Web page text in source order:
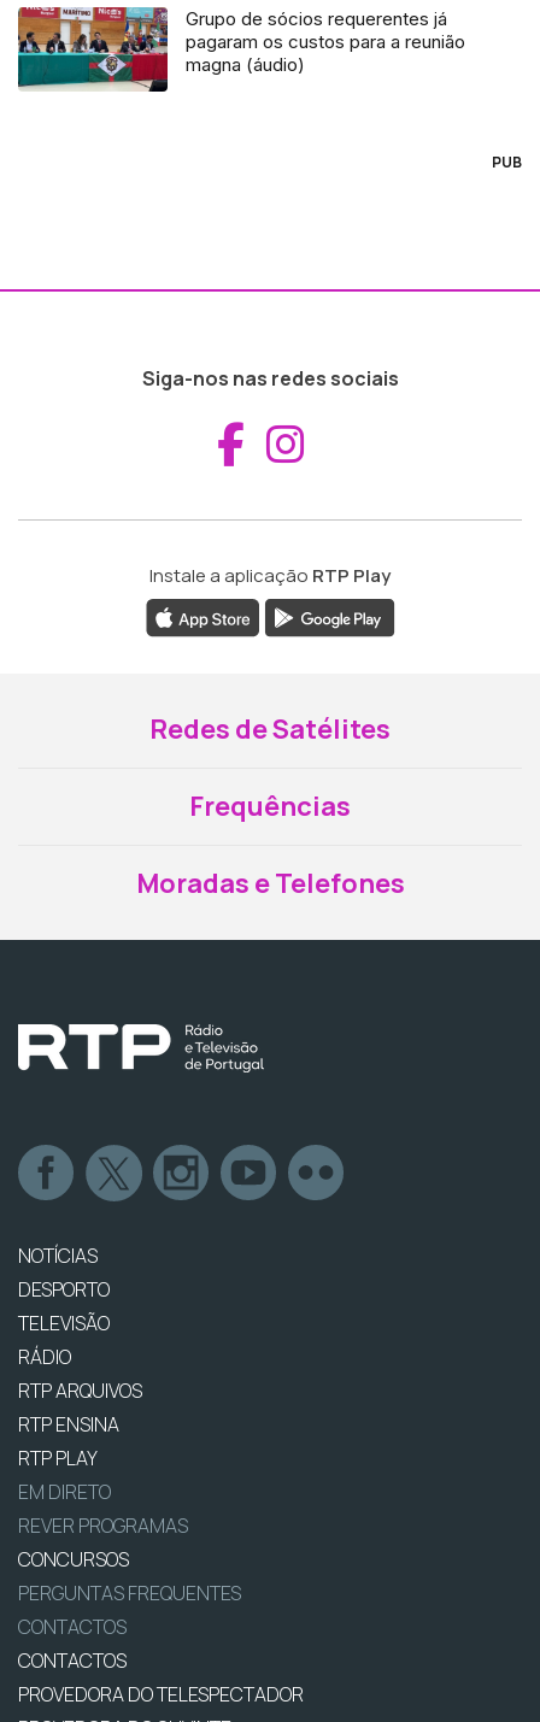
Grupo de sócios requerentes já
pagaram os custos para a reunião
magna (áudio)
PUB
Siga-nos nas redes sociais
Aceder ao
Instale a aplicação RTP Play
Redes de Satélites
Frequências
Moradas e Telefones
NOTÍCIAS
DESPORTO
TELEVISÃO
RÁDIO
RTP ARQUIVOS
RTP ENSINA
RTP PLAY
EM DIRETO
REVER PROGRAMAS
CONCURSOS
PERGUNTAS FREQUENTES
CONTACTOS
CONTACTOS
PROVEDORA DO TELESPECTADOR